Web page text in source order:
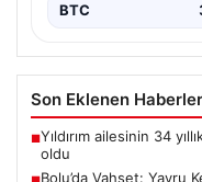
BTC
Son Eklenen Haberler
■Yıldırım ailesinin 34
oldu
Bolu’da Vahşet: Yavru